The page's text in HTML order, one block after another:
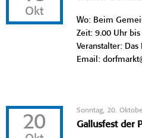
Okt
Wo: Beim
Zeit: 9.00 Uhr
Veranstalter:
Email:
20
Sonntag, 20.
Gallusfest der